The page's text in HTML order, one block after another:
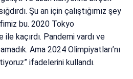
Şu an için çalıştığımız şey
bu. 2020 Tokyo
ile kaçırdı. Pandemi vardı ve
Ama 2024 Olimpiyatları’nı
ifadelerini kullandı.